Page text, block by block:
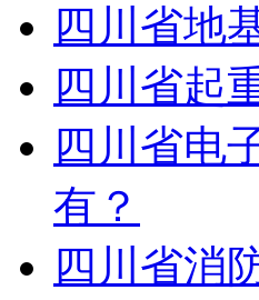
四川省地
四川省起
四川省电
有？
四川省消